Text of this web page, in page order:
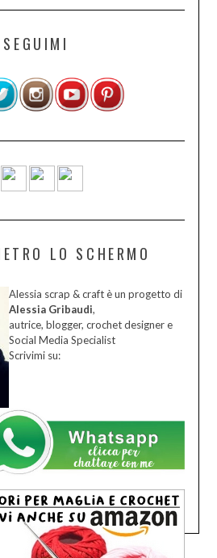
SEGUIMI
LO SCHERMO
Alessia scrap & craft è un progetto di
Alessia Gribaudi,
autrice, blogger, crochet designer e
Social Media Specialist
Scrivimi su: